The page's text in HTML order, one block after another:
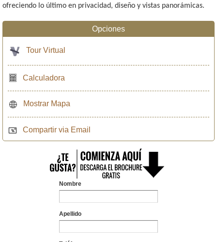
ofreciendo lo último en privacidad, diseño y vistas panorámicas.
Opciones
Tour Virtual
Calculadora
Mostrar Mapa
Compartir via Email
Nombre
Apellido